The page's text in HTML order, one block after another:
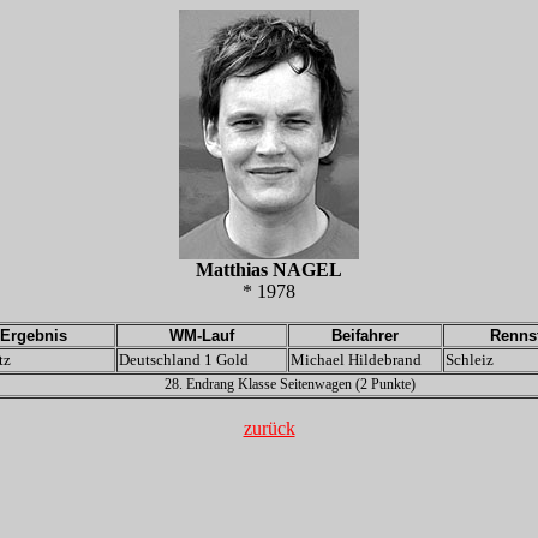
Matthias NAGEL
* 1978
Ergebnis WM-Lauf Beifahrer
Deutschland 1 Gold Michael Hildebrand Schleiz
28. Endrang Klasse Seitenwagen (2 Punkte)
zurück